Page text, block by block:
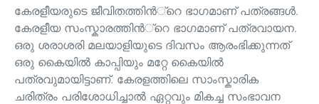
കേരളീയരുടെ ജീവിതത്തിന്‍്റെ ഭാഗമാണ് പത്രങ്ങള്‍.
കേരളീയ സംസ്കാരത്തിന്‍്റെ ഭാഗമാണ് പത്രവായന.
ഒരു ശരാശരി മലയാളിയുടെ ദിവസം ആരംഭിക്കുന്നത്
ഒരു കൈയില്‍ കാപ്പിയും മറ്റേ കൈയില്‍
പത്രവുമായിട്ടാണ്. കേരളത്തിലെ സാംസ്കാരിക
ചരിത്രം പരിശോധിച്ചാല്‍ ഏറ്റവും മികച്ച സംഭാവന